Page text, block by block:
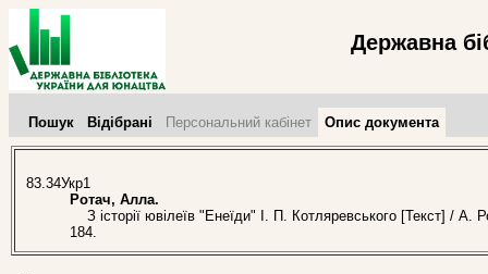
Державна
Пошук Відібрані Персональний кабінет Опис документа
83.34Укр1
Ротач, Алла.
З історії ювілеїв "Енеїди" І. П. Котляревського [Текст]
184.